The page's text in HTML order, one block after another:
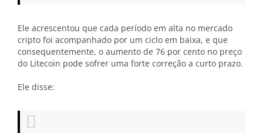
Ele acrescentou que cada período em alta no mercado
cripto foi acompanhado por um ciclo em baixa, e que
consequentemente, o aumento de 76 por cento no preço
do Litecoin pode sofrer uma forte correção a curto prazo.
Ele disse: